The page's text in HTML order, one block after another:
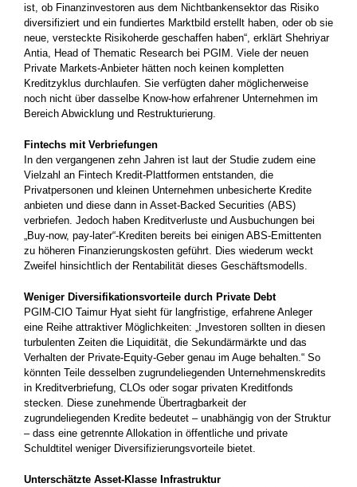
ist, ob Finanzinvestoren aus dem Nichtbankensektor das Risiko
diversifiziert und ein fundiertes Marktbild erstellt haben, oder ob sie
neue, versteckte Risikoherde geschaffen haben“, erklärt Shehriyar
Antia, Head of Thematic Research bei PGIM. Viele der neuen
Private Markets-Anbieter hätten noch keinen kompletten
Kreditzyklus durchlaufen. Sie verfügten daher möglicherweise
noch nicht über dasselbe Know-how erfahrener Unternehmen im
Bereich Abwicklung und Restrukturierung.
Fintechs mit Verbriefungen
In den vergangenen zehn Jahren ist laut der Studie zudem eine
Vielzahl an Fintech Kredit-Plattformen entstanden, die
Privatpersonen und kleinen Unternehmen unbesicherte Kredite
anbieten und diese dann in Asset-Backed Securities (ABS)
verbriefen. Jedoch haben Kreditverluste und Ausbuchungen bei
„Buy-now, pay-later“-Krediten bereits bei einigen ABS-Emittenten
zu höheren Finanzierungskosten geführt. Dies wiederum weckt
Zweifel hinsichtlich der Rentabilität dieses Geschäftsmodells.
Weniger Diversifikationsvorteile durch Private Debt
PGIM-CIO Taimur Hyat sieht für langfristige, erfahrene Anleger
eine Reihe attraktiver Möglichkeiten: „Investoren sollten in diesen
turbulenten Zeiten die Liquidität, die Sekundärmärkte und das
Verhalten der Private-Equity-Geber genau im Auge behalten.“ So
könnten Teile desselben zugrundeliegenden Unternehmenskredits
in Kreditverbriefung, CLOs oder sogar privaten Kreditfonds
stecken. Diese zunehmende Übertragbarkeit der
zugrundeliegenden Kredite bedeutet – unabhängig von der Struktur
– dass eine getrennte Allokation in öffentliche und private
Schuldtitel weniger Diversifizierungsvorteile bietet.
Unterschätzte Asset-Klasse Infrastruktur